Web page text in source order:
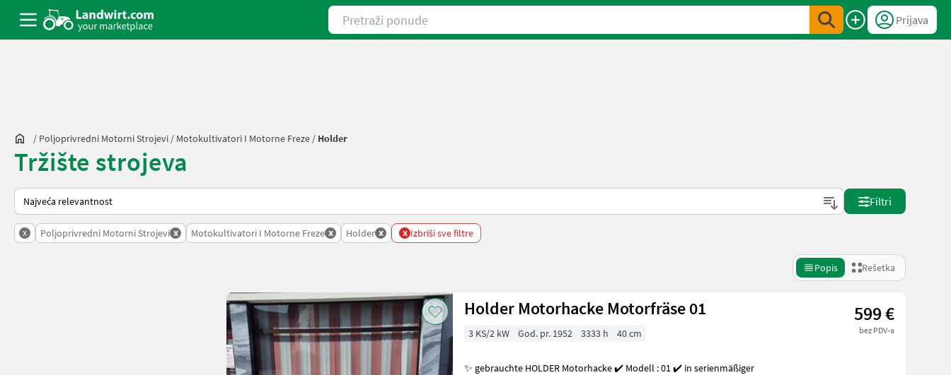
Pretraži ponude
Prijava
/ Poljoprivredni Motorni Strojevi / Motokultivatori I Motorne Freze / Holder
Tržište strojeva
Tako se sortira na Landwirt.com
Filtri
x Poljoprivredni Motorni Strojevi x Motokultivatori I Motorne Freze x Holder x x Izbriši sve filtre
Popis Rešetka
Holder Motorhacke Motorfräse 01 599 €
bez PDV-a
3 KS/2 kW God. pr. 1952 3333 h 40 cm
✨ gebrauchte HOLDER Motorhacke ✔️ Modell : 01 ✔️ in serienmäßiger